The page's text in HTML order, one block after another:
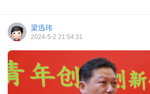
梁迅玮
2024-5-2 21:54:31